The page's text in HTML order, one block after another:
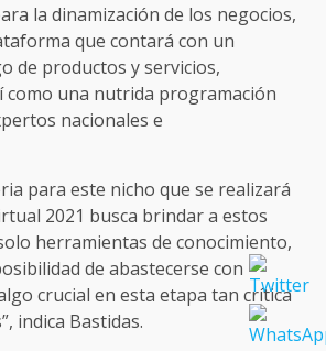
la dinamización de los negocios,
que contará con un
de productos y servicios,
como una nutrida programación
nacionales e
para este nicho que se realizará
2021 busca brindar a estos
herramientas de conocimiento,
de abastecerse con
crucial en esta etapa tan crítica
indica Bastidas.